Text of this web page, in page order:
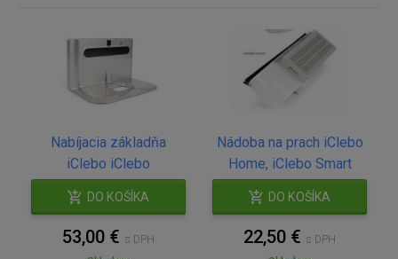
Nabíjacia základňa
iClebo iClebo
DO KOŠÍKA
53,00 € s DPH
Nádoba na prach iClebo
Home, iClebo Smart
DO KOŠÍKA
22,50 € s DPH